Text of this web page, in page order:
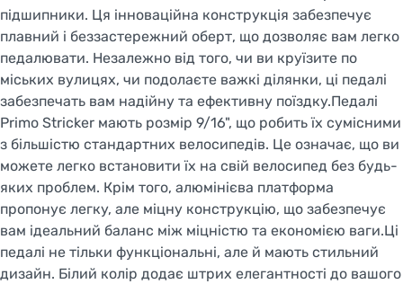
підшипники. Ця інноваційна конструкція забезпечує
плавний і беззастережний оберт, що дозволяє вам легко
педалювати. Незалежно від того, чи ви круїзите по
міських вулицях, чи подолаєте важкі ділянки, ці педалі
забезпечать вам надійну та ефективну поїздку.Педалі
Primo Stricker мають розмір 9/16", що робить їх сумісними
з більшістю стандартних велосипедів. Це означає, що ви
можете легко встановити їх на свій велосипед без будь-
яких проблем. Крім того, алюмінієва платформа
пропонує легку, але міцну конструкцію, що забезпечує
вам ідеальний баланс між міцністю та економією ваги.Ці
педалі не тільки функціональні, але й мають стильний
дизайн. Білий колір додає штрих елегантності до вашого